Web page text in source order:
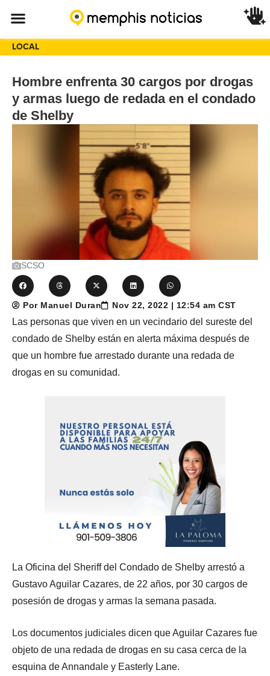
LOCAL
Hombre enfrenta 30 cargos por drogas
y armas luego de redada en el condado
de Shelby
SCSO
Por Manuel Duran Nov 22, 2022 | 12:54 am CST
Las personas que viven en un vecindario del sureste del
condado de Shelby están en alerta máxima después de
que un hombre fue arrestado durante una redada de
drogas en su comunidad.
La Oficina del Sheriff del Condado de Shelby arrestó a
Gustavo Aguilar Cazares, de 22 años, por 30 cargos de
posesión de drogas y armas la semana pasada.
Los documentos judiciales dicen que Aguilar Cazares fue
objeto de una redada de drogas en su casa cerca de la
esquina de Annandale y Easterly Lane.